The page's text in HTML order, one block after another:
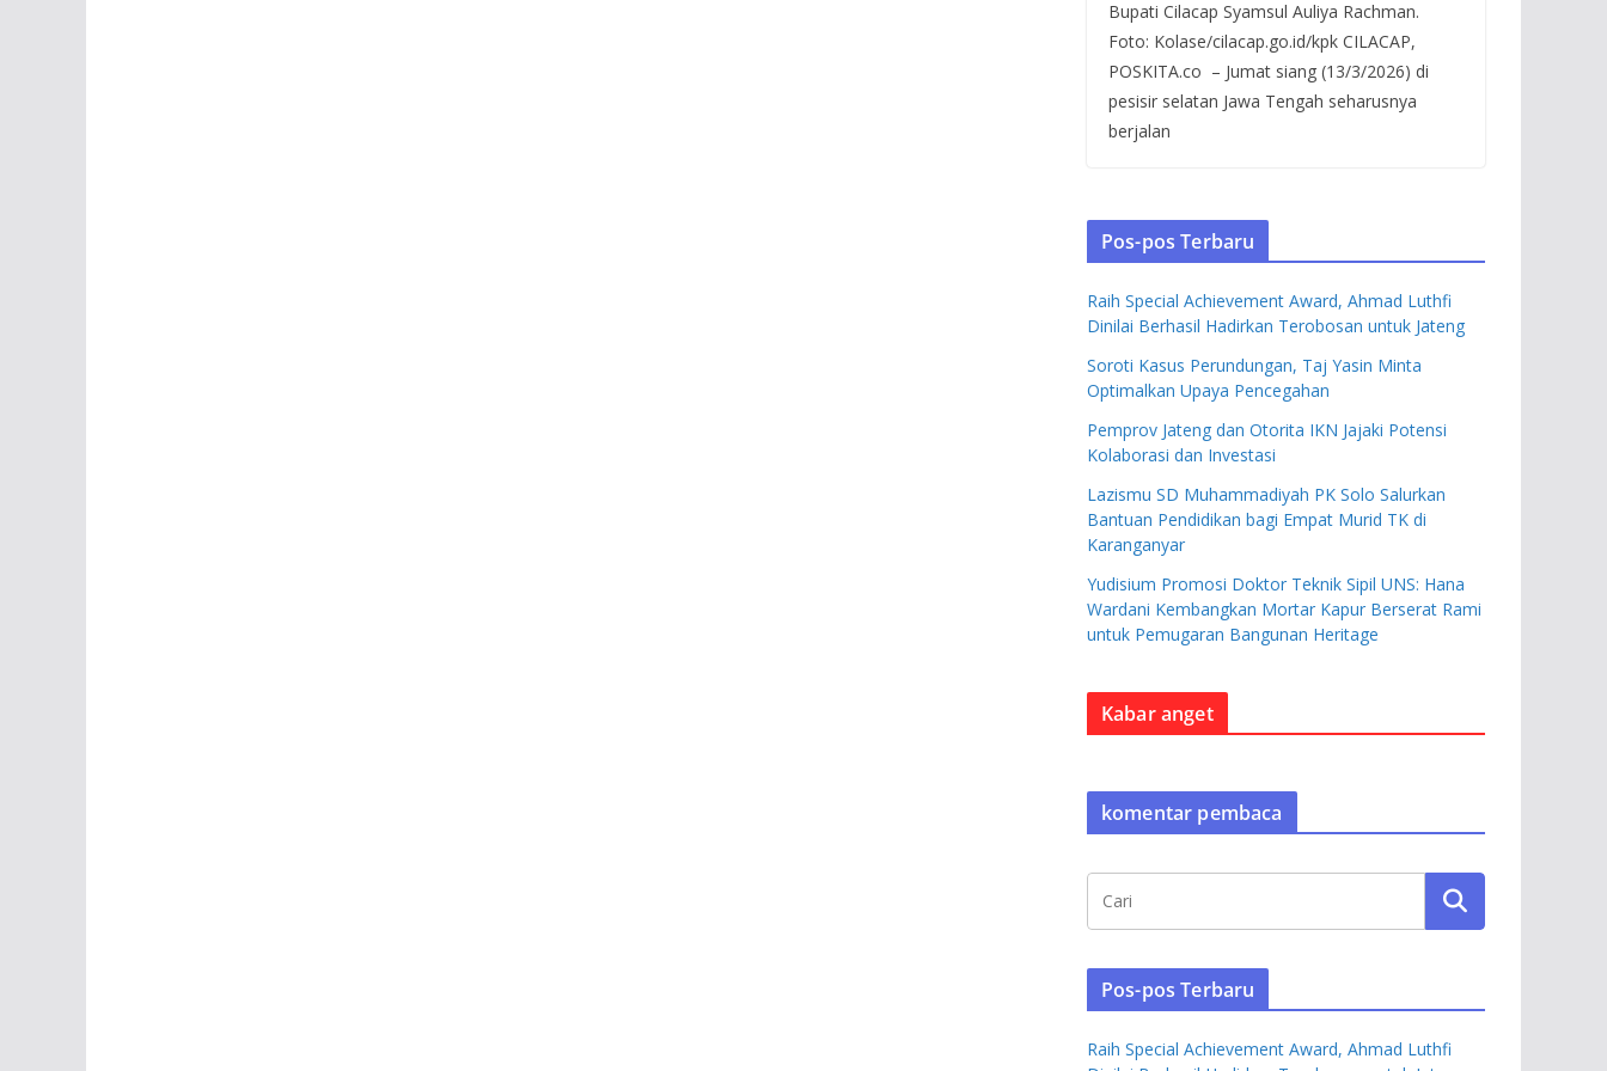
Bupati Cilacap Syamsul Auliya Rachman.
Foto: Kolase/cilacap.go.id/kpk CILACAP,
POSKITA.co – Jumat siang (13/3/2026) di
pesisir selatan Jawa Tengah seharusnya
berjalan
Pos-pos Terbaru
Raih Special Achievement Award, Ahmad Luthfi
Dinilai Berhasil Hadirkan Terobosan untuk Jateng
Soroti Kasus Perundungan, Taj Yasin Minta
Optimalkan Upaya Pencegahan
Pemprov Jateng dan Otorita IKN Jajaki Potensi
Kolaborasi dan Investasi
Lazismu SD Muhammadiyah PK Solo Salurkan
Bantuan Pendidikan bagi Empat Murid TK di
Karanganyar
Yudisium Promosi Doktor Teknik Sipil UNS: Hana
Wardani Kembangkan Mortar Kapur Berserat Rami
untuk Pemugaran Bangunan Heritage
Kabar anget
komentar pembaca
Pos-pos Terbaru
Raih Special Achievement Award, Ahmad Luthfi